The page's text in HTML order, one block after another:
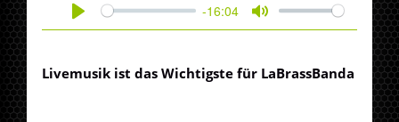
Play
-16:04
Mute
Livemusik ist das Wichtigste für LaBrassBanda